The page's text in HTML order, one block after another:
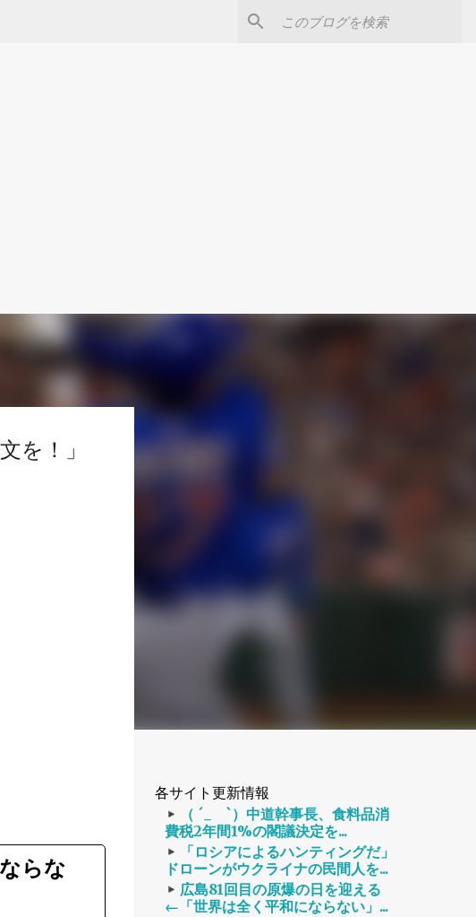
を！」
らな
各サイト更新情報
（ ´_ゝ`）中道幹事長、食料品消
費税2年間1%の閣議決定を...
「ロシアによるハンティングだ」
ドローンがウクライナの民間人を...
広島81回目の原爆の日を迎える
←「世界は全く平和にならない」...